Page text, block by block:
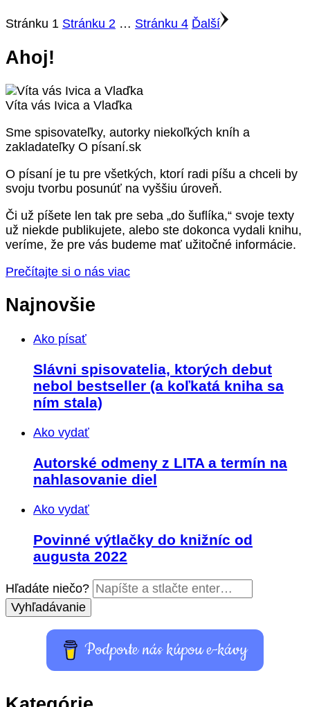
Stránku 1 Stránku 2 … Stránku 4 Ďalší
Ahoj!
Víta vás Ivica a Vlaďka
Sme spisovateľky, autorky niekoľkých kníh a
zakladateľky O písaní.sk
O písaní je tu pre všetkých, ktorí radi píšu a chceli by
svoju tvorbu posunúť na vyššiu úroveň.
Či už píšete len tak pre seba „do šuflíka,“ svoje texty
už niekde publikujete, alebo ste dokonca vydali knihu,
veríme, že pre vás budeme mať užitočné informácie.
Prečítajte si o nás viac
Najnovšie
Ako písať
Slávni spisovatelia, ktorých debut
nebol bestseller (a koľkatá kniha sa
ním stala)
Ako vydať
Autorské odmeny z LITA a termín na
nahlasovanie diel
Ako vydať
Povinné výtlačky do knižníc od
augusta 2022
Hľadáte niečo?
Podporte nás kúpou e-kávy